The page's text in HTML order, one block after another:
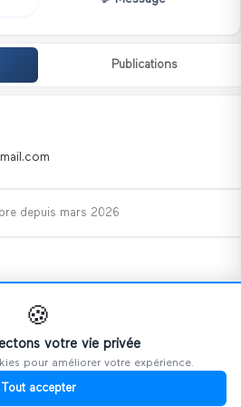
Publications
depuis mars 2026
📝
ajouté d'informations.
🍪
votre vie privée
pour améliorer votre expérience.
Tout accepter